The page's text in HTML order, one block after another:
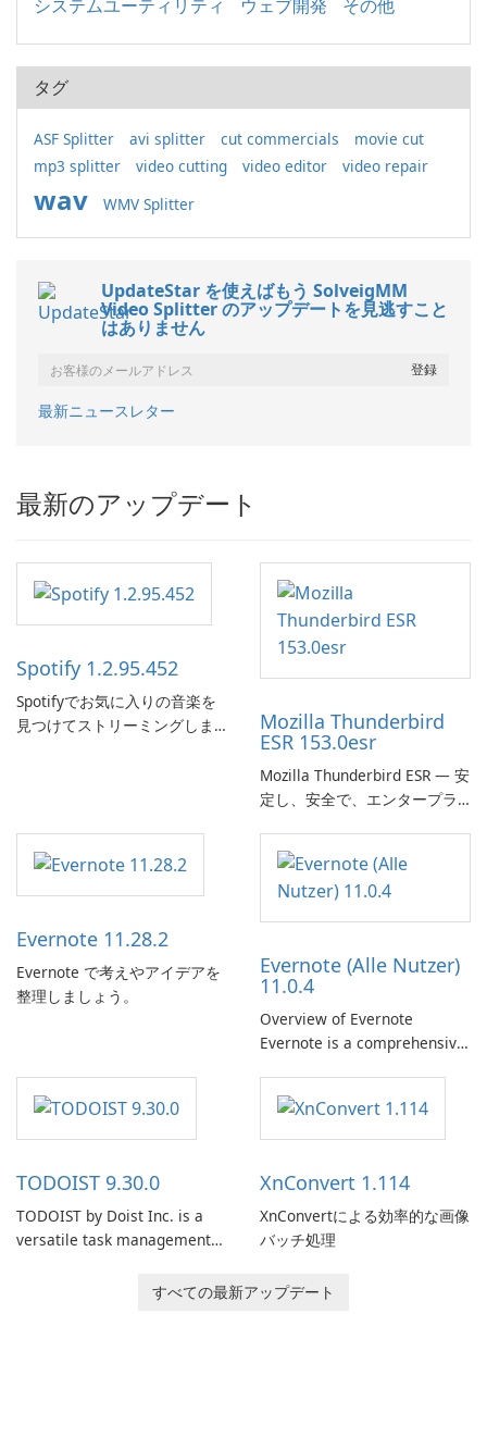
システムユーティリティ ウェブ開発 その他
タグ
ASF Splitter avi splitter cut commercials
movie cut
mp3 splitter
video cutting video editor video repair
wav WMV Splitter
UpdateStar を使えばもう SolveigMM
Video Splitter のアップデートを見逃すこと
はありません
最新ニュースレター
最新のアップデート
Spotify 1.2.95.452
Spotifyでお気に入りの音楽を
見つけてストリーミングしま
Mozilla Thunderbird
ESR 153.0esr
Mozilla Thunderbird ESR — 安
定し、安全で、エンタープラ
Evernote 11.28.2
Evernote で考えやアイデアを
整理しましょう。
Evernote (Alle Nutzer)
11.0.4
Overview of Evernote
Evernote is a comprehensive
software designed to help
users capture, organize, and
access information across
TODOIST 9.30.0
TODOIST by Doist Inc. is a
versatile task management
individuals and teams
XnConvert 1.114
XnConvertによる効率的な画像
バッチ処理
すべての最新アップデート